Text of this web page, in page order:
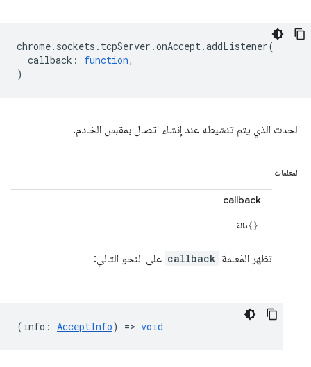
chrome. sockets . tcpServer .onAccept.addListener(
callback : function,
)
الحدث الذي يتم تنشيطه عند إنشاء اتصال بمقبس الخادم.
المعلمات
callback
دالة
تظهر المَعلمة callback على النحو التالي:
(info : AcceptInfo) => void